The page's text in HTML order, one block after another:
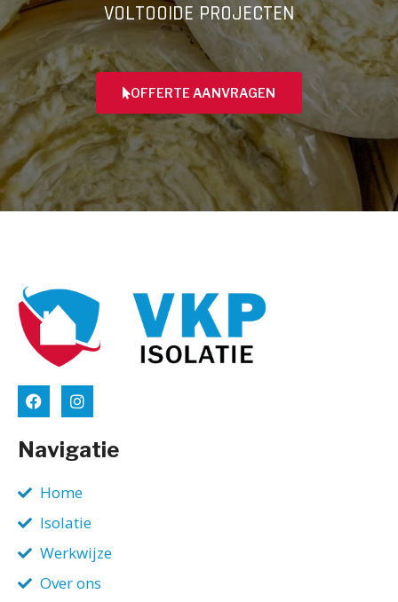
VOLTOOIDE PROJECTEN
OFFERTE AANVRAGEN
Navigatie
Home
Isolatie
Werkwijze
Over ons